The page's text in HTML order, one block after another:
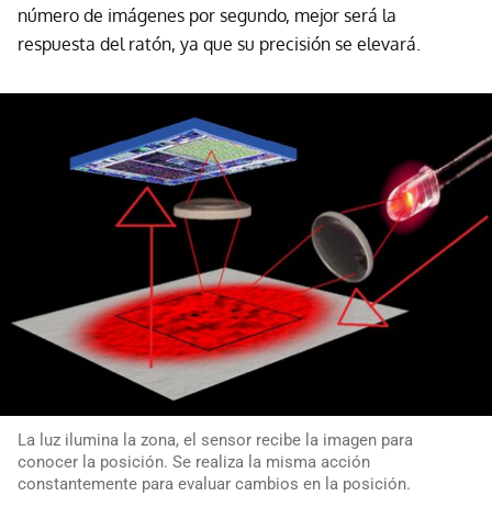
número de imágenes por segundo, mejor será la
respuesta del ratón, ya que su precisión se elevará.
La luz ilumina la zona, el sensor recibe la imagen para
conocer la posición. Se realiza la misma acción
constantemente para evaluar cambios en la posición.